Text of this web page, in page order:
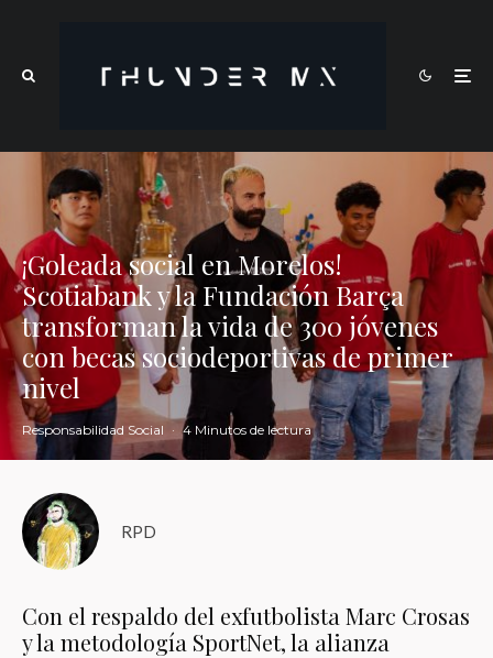
¡Goleada social en Morelos!
Scotiabank y la Fundación Barça
transforman la vida de 300 jóvenes
con becas sociodeportivas de primer
nivel
Responsabilidad Social · 4 Minutos de lectura
RPD
Con el respaldo del exfutbolista Marc Crosas
y la metodología SportNet, la alianza